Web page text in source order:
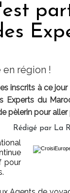
région !
inscrits à ce
Experts du
pèlerin pour
Rédigé par La
pour